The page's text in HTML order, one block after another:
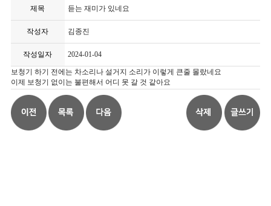
제목 듣는 재미가 있네요
작성자 김종진
작성일자 2024-01-04
보청기 하기 전에는 차소리나 설거지 소리가 이렇게 큰줄 몰랐네요
이제 보청기 없이는 불편해서 어디 못 갈 것 같아요